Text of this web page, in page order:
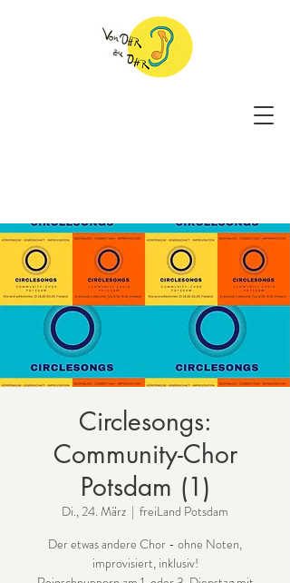
Circlesongs:
Community-Chor
Potsdam (1)
Di., 24. März
  |
freiLand Potsdam
Der etwas andere Chor - ohne Noten,
improvisiert, inklusiv!